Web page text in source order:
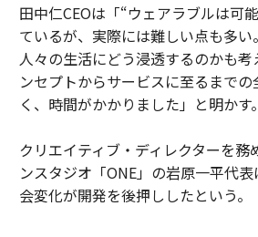
田中仁CEOは「“ウェアラブルは可
ているが、実際には難しい点も多い
人々の生活にどう浸透するのかも考
ンセプトからサービスに至るまで
く、時間がかかりました」と明かす。
クリエイティブ・ディレクターを務
ンスタジオ「ONE」の岩原一平代
会変化が開発を後押ししたという。